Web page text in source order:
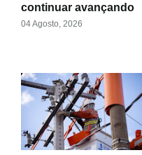
continuar avançando
04 Agosto, 2026